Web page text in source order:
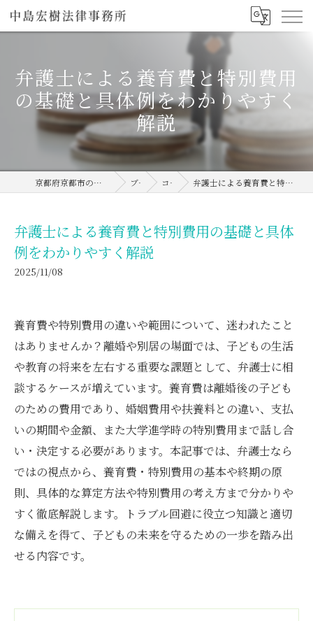
弁護士による養育費と特別費用
の基礎と具体例をわかりやすく
解説
京都府京都市の弁護士なら中島宏樹法律事務所 ブログ コラム 弁護士による養育費と特別費用の基礎と具体例をわかりやすく解説
弁護士による養育費と特別費用の基礎と具体
例をわかりやすく解説
2025/11/08
養育費や特別費用の違いや範囲について、迷われたこと
はありませんか？離婚や別居の場面では、子どもの生活
や教育の将来を左右する重要な課題として、弁護士に相
談するケースが増えています。養育費は離婚後の子ども
のための費用であり、婚姻費用や扶養料との違い、支払
いの期間や金額、また大学進学時の特別費用まで話し合
い・決定する必要があります。本記事では、弁護士なら
ではの視点から、養育費・特別費用の基本や終期の原
則、具体的な算定方法や特別費用の考え方まで分かりや
すく徹底解説します。トラブル回避に役立つ知識と適切
な備えを得て、子どもの未来を守るための一歩を踏み出
せる内容です。